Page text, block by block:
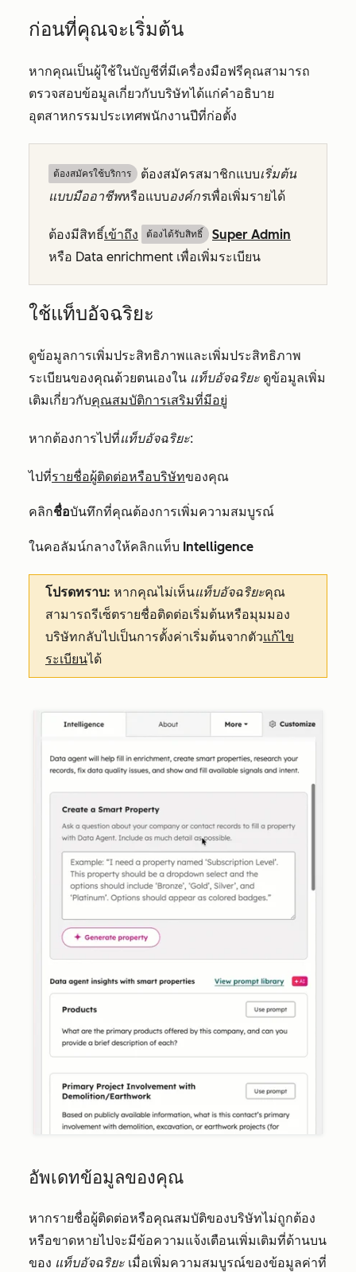
ก่อนที่คุณจะเริ่มต้น
หากคุณเป็นผู้ใช้ในบัญชีที่มีเครื่องมือฟรีคุณสามารถ
ตรวจสอบข้อมูลเกี่ยวกับบริษัทได้แก่คำอธิบาย
อุตสาหกรรมประเทศพนักงานปีที่ก่อตั้ง
ต้องสมัครใช้บริการ ต้องสมัครสมาชิกแบบเริ่มต้น
แบบมืออาชีพหรือแบบองค์กรเพื่อเพิ่มรายได้
ต้องมีสิทธิ์เข้าถึง ต้องได้รับสิทธิ์​
Super Admin
หรือ Data enrichment เพื่อเพิ่มระเบียน
ใช้แท็บอัจฉริยะ
ดูข้อมูลการเพิ่มประสิทธิภาพและเพิ่มประสิทธิภาพ
ระเบียนของคุณด้วยตนเองใน แท็บอัจฉริยะ ดูข้อมูลเพิ่ม
เติมเกี่ยวกับคุณสมบัติการเสริมที่มีอยู่
หากต้องการไปที่แท็บอัจฉริยะ:
ไปที่รายชื่อผู้ติดต่อหรือบริษัทของคุณ
คลิกชื่อบันทึกที่คุณต้องการเพิ่มความสมบูรณ์
ในคอลัมน์กลางให้คลิกแท็บ Intelligence
โปรดทราบ: หากคุณไม่เห็นแท็บอัจฉริยะคุณ
สามารถรีเซ็ตรายชื่อติดต่อเริ่มต้นหรือมุมมอง
บริษัทกลับไปเป็นการตั้งค่าเริ่มต้นจากตัวแก้ไข
ระเบียนได้
อัพเดทข้อมูลของคุณ
หากรายชื่อผู้ติดต่อหรือคุณสมบัติของบริษัทไม่ถูกต้อง
หรือขาดหายไปจะมีข้อความแจ้งเตือนเพิ่มเติมที่ด้านบน
ของ แท็บอัจฉริยะ เมื่อเพิ่มความสมบูรณ์ของข้อมูลค่าที่